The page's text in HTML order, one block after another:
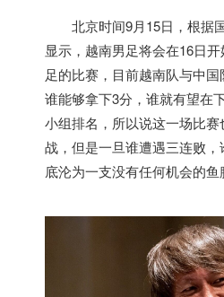
北京时间9月15日，根据
显示， 越南男足将会在16日
足的比赛，目前越南队与中国
谁能够拿下3分，谁就有望在
小组排名，所以说这一场比
战，但是一旦谁遭遇三连败
底沦为一支没有任何机会的鱼